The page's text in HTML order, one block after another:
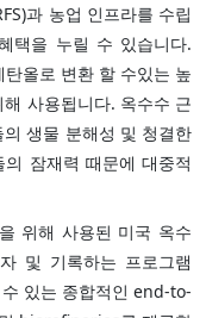
과 농업 인프라를 수립
택을 누릴 수 있습니다.
올로 변환 할 수있는 높
사용됩니다. 옥수수 근
생물 분해성 및 청결한
잠재력 때문에 대중적
위해 사용된 미국 옥수
및 기록하는 프로그램
있는 종합적인 end-to-